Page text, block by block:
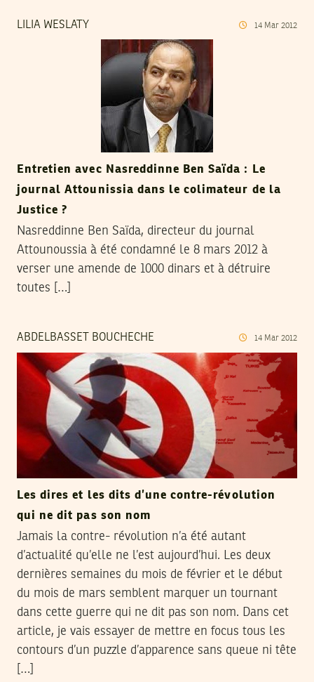
LILIA WESLATY 14 Mar 2012
Entretien avec Nasreddinne Ben Saïda : Le
journal Attounissia dans le colimateur de la
Justice ?
Nasreddinne Ben Saïda, directeur du journal
Attounoussia à été condamné le 8 mars 2012 à
verser une amende de 1000 dinars et à détruire
toutes […]
ABDELBASSET BOUCHECHE 14 Mar 2012
Les dires et les dits d’une contre-révolution
qui ne dit pas son nom
Jamais la contre- révolution n’a été autant
d’actualité qu’elle ne l’est aujourd’hui. Les deux
dernières semaines du mois de février et le début
du mois de mars semblent marquer un tournant
dans cette guerre qui ne dit pas son nom. Dans cet
article, je vais essayer de mettre en focus tous les
contours d’un puzzle d’apparence sans queue ni tête
[…]